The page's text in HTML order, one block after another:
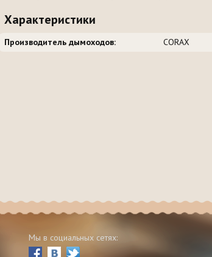
Характеристики
Производитель дымоходов: CORAX
Мы в социальных сетях: